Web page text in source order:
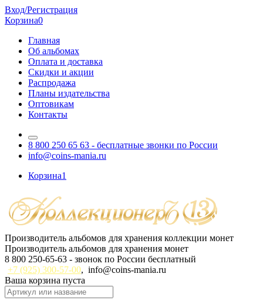
Вход/Регистрация
Корзина0
Главная
Об альбомах
Оплата и доставка
Скидки и акции
Распродажа
Планы издательства
Оптовикам
Контакты
8 800 250 65 63 - бесплатные звонки по России
info@coins-mania.ru
Корзина1
Производитель альбомов для хранения коллекции монет
Производитель альбомов для хранения монет
8 800 250-65-63 - звонок по России бесплатный
+7 (925) 300-57-00, info@coins-mania.ru
Ваша корзина пуста